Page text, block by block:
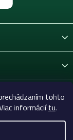
tohto
informáciítu.